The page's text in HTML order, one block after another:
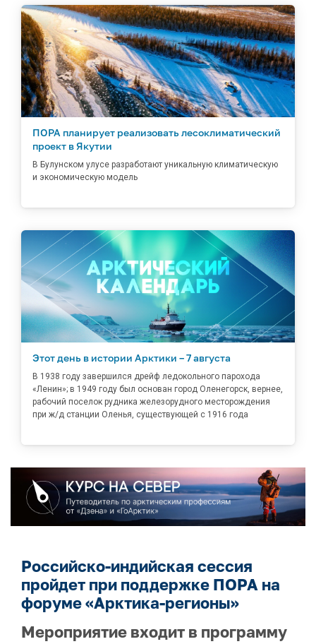
ПОРА планирует реализовать лесоклиматический
проект в Якутии
В Булунском улусе разработают уникальную климатическую
и экономическую модель
Этот день в истории Арктики – 7 августа
В 1938 году завершился дрейф ледокольного парохода
«Ленин»; в 1949 году был основан город Оленегорск, вернее,
рабочий поселок рудника железорудного месторождения
при ж/д станции Оленья, существующей с 1916 года
Российско-индийская сессия
пройдет при поддержке ПОРА на
форуме «Арктика-регионы»
Мероприятие входит в программу